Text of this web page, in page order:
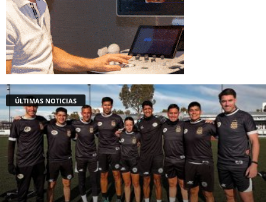
ÚLTIMAS NOTICIAS